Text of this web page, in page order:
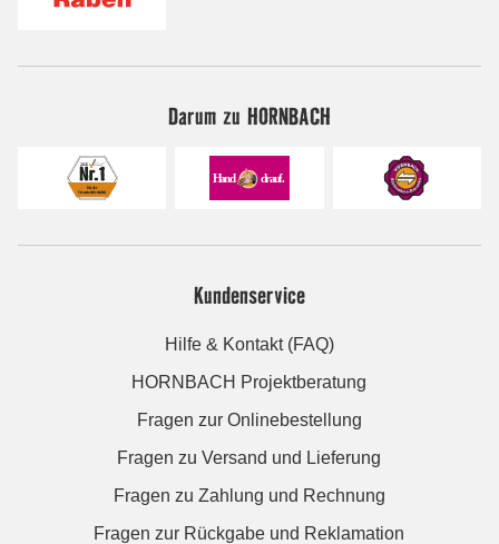
Darum zu HORNBACH
Kundenservice
Hilfe & Kontakt (FAQ)
HORNBACH Projektberatung
Fragen zur Onlinebestellung
Fragen zu Versand und Lieferung
Fragen zu Zahlung und Rechnung
Fragen zur Rückgabe und Reklamation